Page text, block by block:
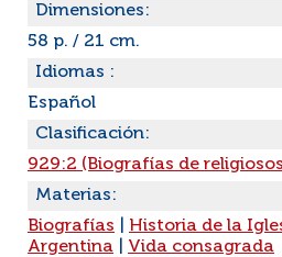
Dimensiones:
58 p. / 21 cm.
Idiomas :
Español
Clasificación:
929:2 (Biografías de
Materias:
Biografías
Historia de la
Argentina
Vida consagrada